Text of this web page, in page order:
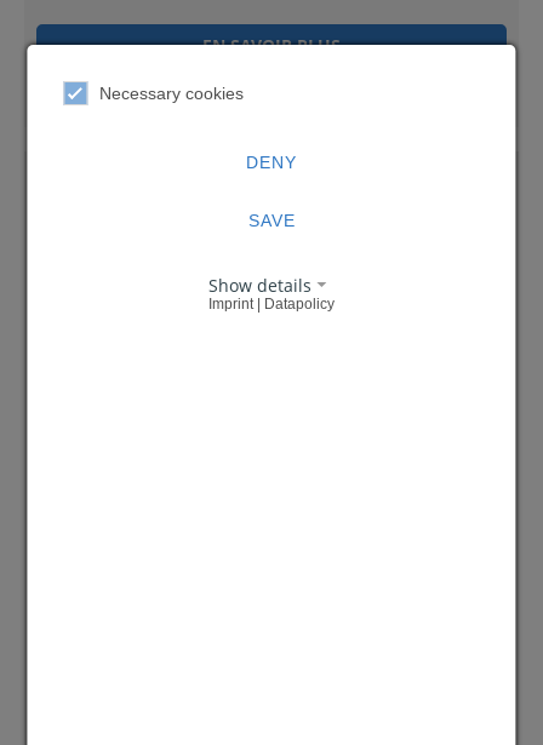
EN SAVOIR PLUS
Necessary cookies
DENY
SAVE
Show details
Imprint | Datapolicy